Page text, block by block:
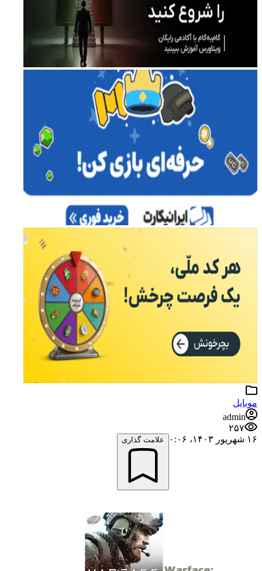
موبایل
admin
۲۵۷
۱۶ شهریور ۱۴۰۳،‏ ۰:۰۶
علامت گذاری